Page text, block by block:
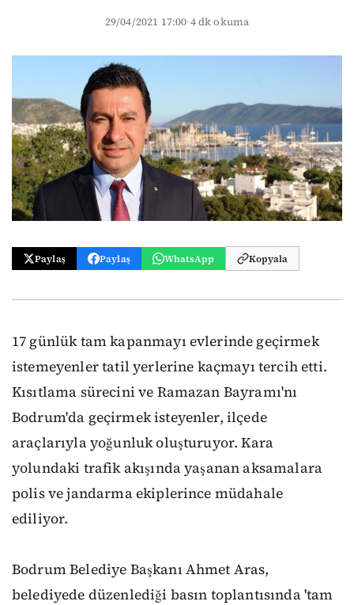
29/04/2021 17:00·4 dk okuma
Paylaş Paylaş WhatsApp Kopyala
17 günlük tam kapanmayı evlerinde geçirmek
istemeyenler tatil yerlerine kaçmayı tercih etti.
Kısıtlama sürecini ve Ramazan Bayramı'nı
Bodrum'da geçirmek isteyenler, ilçede
araçlarıyla yoğunluk oluşturuyor. Kara
yolundaki trafik akışında yaşanan aksamalara
polis ve jandarma ekiplerince müdahale
ediliyor.
Bodrum Belediye Başkanı Ahmet Aras,
belediyede düzenlediği basın toplantısında 'tam